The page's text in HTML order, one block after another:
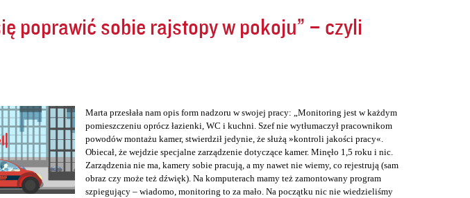
poprawić sobie rajstopy w pokoju” – czyli
Marta przesłała nam opis form nadzoru w swojej pracy: „Monitoring jest w każdym
pomieszczeniu oprócz łazienki, WC i kuchni. Szef nie wytłumaczył pracownikom
powodów montażu kamer, stwierdził jedynie, że służą »kontroli jakości pracy«.
Obiecał, że wejdzie specjalne zarządzenie dotyczące kamer. Minęło 1,5 roku i nic.
Zarządzenia nie ma, kamery sobie pracują, a my nawet nie wiemy, co rejestrują (sam
obraz czy może też dźwięk). Na komputerach mamy też zamontowany program
szpiegujący – wiadomo, monitoring to za mało. Na początku nic nie wiedzieliśmy